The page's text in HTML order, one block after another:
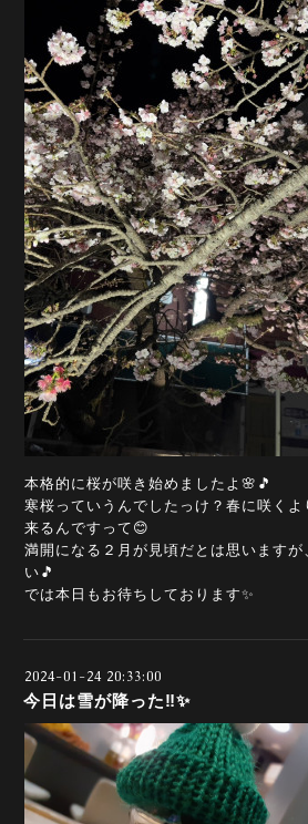
本格的に桜が咲き始めましたよ🌸🎵
寒桜っていうんでしたっけ？春に咲く
来るんですって😊
満開になる２月が見頃だとは思います
い🎵
では本日もお待ちしております✨
2024-01-24 20:33:00
今日は雪が降った‼️✨